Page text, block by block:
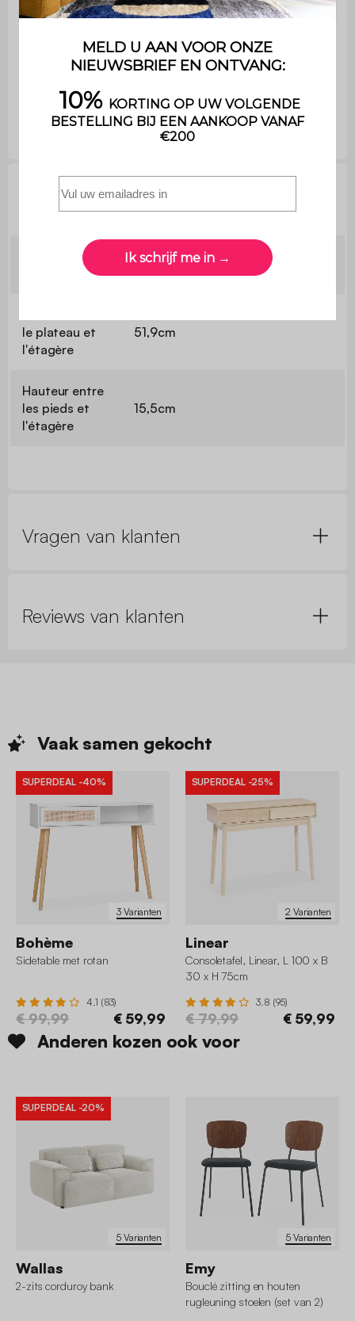
Maximaal
ondersteund
10kg
Technische informatie
Epaisseur des
1,5cm
le plateau et
l'étagère
51,9cm
Hauteur entre
les pieds et
l'étagère
15,5cm
Vragen van klanten
Reviews van klanten
Vaak samen gekocht
3 Varianten
SUPERDEAL -40%
Bohème
Sidetable met rotan
4.1 (83)
€ 99,99 € 59,99
2 Varianten
SUPERDEAL -25%
Linear
Consoletafel, Linear, L 100 x B
30 x H 75cm
3.8 (95)
€ 79,99 € 59,99
Anderen kozen ook voor
5 Varianten
SUPERDEAL -20%
Wallas
2-zits corduroy bank
5 Varianten
Emy
Bouclé zitting en houten
rugleuning stoelen (set van 2)